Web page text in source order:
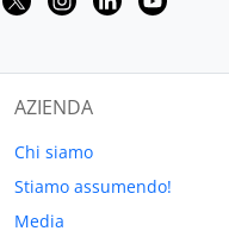
AZIENDA
Chi siamo
Stiamo assumendo!
Media